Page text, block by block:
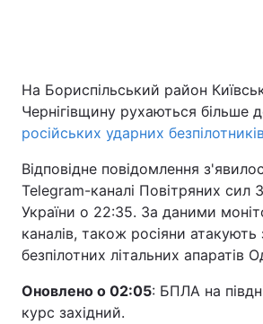
На Бориспільський район
Чернігівщину рухаються більше
російських ударних
Відповідне повідомлення
Telegram-каналі Повітряних сил
України о 22:35. За даними
каналів, також росіяни
безпілотних літальних апаратів
Оновлено о 02:05: БПЛА на
курс західний.